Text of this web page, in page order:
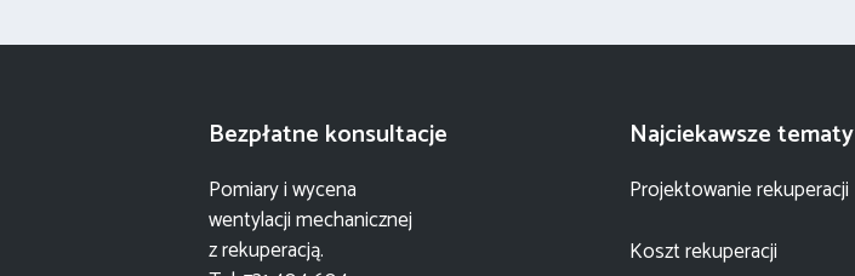
Bezpłatne konsultacje
Pomiary i wycena
wentylacji mechanicznej
z rekuperacją.
Najciekawsze tematy
Projektowanie rekuperacji
Koszt rekuperacji